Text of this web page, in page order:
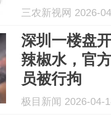
立即采取整
三农新视网 2026-
深圳一楼盘
辣椒水，官
员被行拘
极目新闻 2026-04-